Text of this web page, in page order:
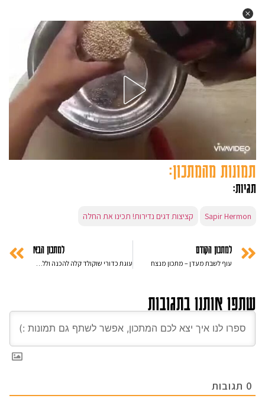
תמונות מהמתכון:
תגיות:
Sapir Hermon קציצות דגים נדירות! תכינו את החלה
למתכון הקודם
עוף לשבת מעדן – מתכון מנצח
למתכון הבא
שתפו אותנו בתגובות
0 תגובות